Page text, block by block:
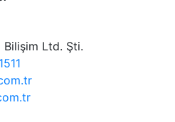
Ltd. Şti.